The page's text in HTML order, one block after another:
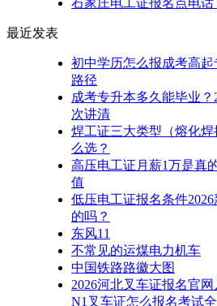
最近发表
初中学历怎么报成考高
路径
成考专升本多久能毕业
次讲清
焊工证三大类型（熔化
么选？
高压电工证月薪1万是真
值
低压电工证报名条件
的吗？
东风11
不常见的运煤电力机车
中国铁路路徽大图
2026河北叉车证报名官
N1叉车证怎么报名考试